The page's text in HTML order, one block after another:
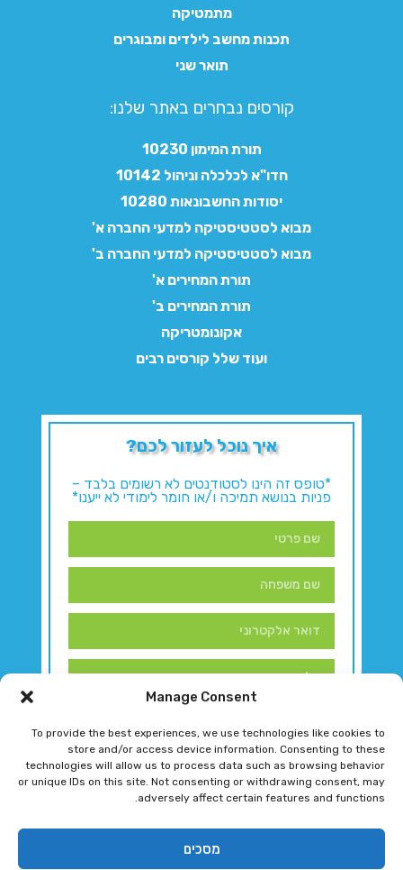
Manage Consent
To provide the best experiences, we use technologies like cookies to
store and/or access device information. Consenting to these
technologies will allow us to process data such as browsing behavior
or unique IDs on this site. Not consenting or withdrawing consent, may
adversely affect certain features and functions.
מסכים
מתמטיקה
תכנות מחשב לילדים ומבוגרים
תואר שני
קורסים נבחרים באתר שלנו:​
תורת המימון 10230
חדו"א לכלכלה וניהול 10142
יסודות החשבונאות 10280
מבוא לסטטיסטיקה למדעי החברה א'
מבוא לסטטיסטיקה למדעי החברה ב'
תורת המחירים א'
תורת המחירים ב'
אקונומטריקה
ועוד שלל קורסים רבים
איך נוכל לעזור לכם?
*טופס זה הינו לסטודנטים לא רשומים בלבד –
פניות בנושא תמיכה ו/או חומר לימודי לא ייענו*